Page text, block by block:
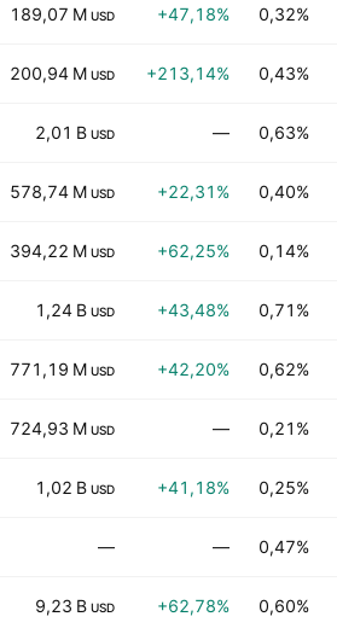
189,07 M USD +47,18% 0,32%
200,94 M USD +213,14% 0,43%
2,01 B USD — 0,63%
578,74 M USD +22,31% 0,40%
394,22 M USD +62,25% 0,14%
1,24 B USD +43,48% 0,71%
771,19 M USD +42,20% 0,62%
724,93 M USD — 0,21%
1,02 B USD +41,18% 0,25%
— — 0,47%
9,23 B USD +62,78% 0,60%